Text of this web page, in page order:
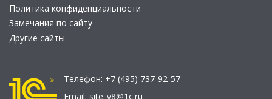
Политика конфиденциальности
Замечания по сайту
Другие сайты
Телефон: +7 (495) 737-92-57
Email: site_v8@1c.ru